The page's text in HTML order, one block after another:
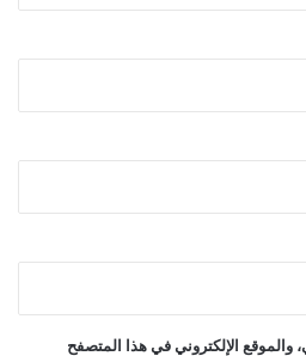
والموقع الإلكتروني في هذا المتصفح